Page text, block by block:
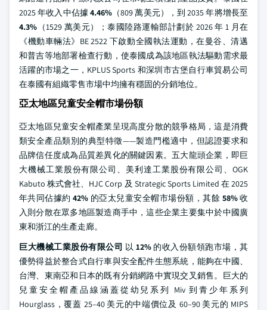
2025 年收入中佔據4.46% （809 萬美元），到 2035 年將增長至
4.3% （1529 萬美元）；泰國陸路運輸部計劃於 2026 年 1 月在
《機動車輛法》BE 2522 下啟動全國執法運動，在曼谷、清邁
和普吉等地部署檢查行動，使泰國成為該地區執法驅動需求最
活躍的市場之一，KPLUS Sports 和深圳市古堡自行車貿易公司
在泰國有組織零售市場中均擁有穩固的分銷地位。
亞太地區兒童安全帽市場份額
亞太地區兒童安全帽產業呈現高度分散的競爭格局，這是消費
類安全產品類別的典型特徵——製造門檻適中，但認證要求和
品牌信任度成為品質差異化的關鍵因素。五大龍頭企業，即巨
大機械工業股份有限公司、美利達工業股份有限公司、OGK
Kabuto 株式會社、HJC Corp 及 Strategic Sports Limited 在 2025
年共同佔據約42% 的亞太兒童安全帽市場份額，其餘 58%收
入則分散在眾多地區製造商手中，這些企業主要集中於中國廣
東和浙江的生產走廊。
巨大機械工業股份有限公司 以 12%的收入份額領跑市場，其
優勢得益於整合式自行車與安全配件生態系統，能夠在中國、
台灣、東南亞和日本的既有分銷網路中實現交叉銷售。巨大的
兒童安全帽產品線涵蓋從幼兒系列 Miv 到青少年系列
Hourglass，覆蓋 25–40 美元的中端價位及 60–90 美元的 MIPS